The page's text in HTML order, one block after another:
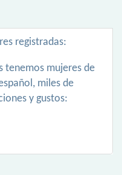
registradas:
tenemos mujeres de
miles de
y gustos: